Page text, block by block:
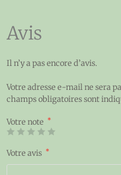
Avis
Il n’y a pas encore d’avis.
Votre adresse e-mail ne sera
champs obligatoires sont
Votre note *
Votre avis *